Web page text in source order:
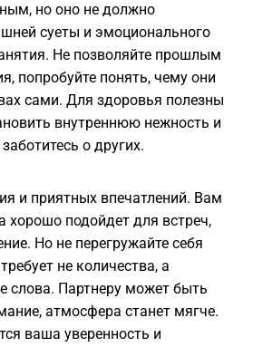
но оно не должно
суеты и эмоционального
Не позволяйте прошлым
попробуйте понять, чему они
сами. Для здоровья полезны
внутреннюю нежность и
о других.
и приятных впечатлений. Вам
хорошо подойдет для встреч,
Но не перегружайте себя
не количества, а
слова. Партнеру может быть
атмосфера станет мягче.
ваша уверенность и